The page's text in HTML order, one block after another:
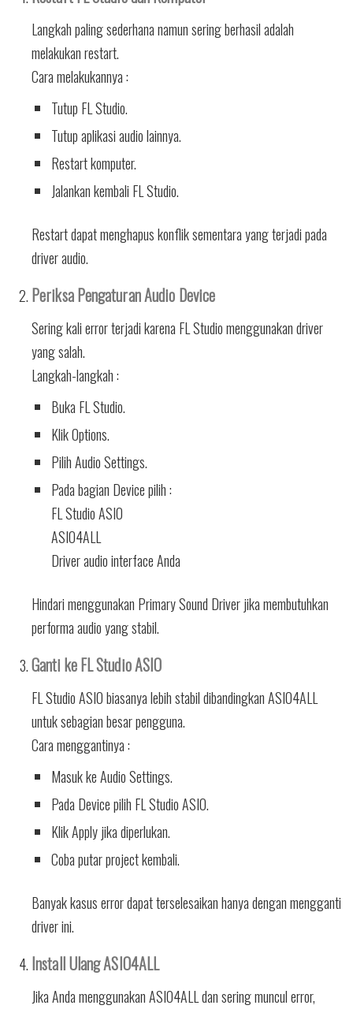
Langkah paling sederhana namun sering berhasil adalah
melakukan restart.
Cara melakukannya :
Tutup FL Studio.
Tutup aplikasi audio lainnya.
Restart komputer.
Jalankan kembali FL Studio.
Restart dapat menghapus konflik sementara yang terjadi pada
driver audio.
Periksa Pengaturan Audio Device
Sering kali error terjadi karena FL Studio menggunakan driver
yang salah.
Langkah-langkah :
Buka FL Studio.
Klik Options.
Pilih Audio Settings.
Pada bagian Device pilih :
FL Studio ASIO
ASIO4ALL
Driver audio interface Anda
Hindari menggunakan Primary Sound Driver jika membutuhkan
performa audio yang stabil.
Ganti ke FL Studio ASIO
FL Studio ASIO biasanya lebih stabil dibandingkan ASIO4ALL
untuk sebagian besar pengguna.
Cara menggantinya :
Masuk ke Audio Settings.
Pada Device pilih FL Studio ASIO.
Klik Apply jika diperlukan.
Coba putar project kembali.
Banyak kasus error dapat terselesaikan hanya dengan mengganti
driver ini.
Install Ulang ASIO4ALL
Jika Anda menggunakan ASIO4ALL dan sering muncul error,